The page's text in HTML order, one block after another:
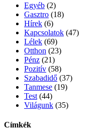
Egyéb (2)
Gasztro (18)
Hírek (6)
Kapcsolatok (47)
Lélek (69)
Otthon (23)
Pénz (21)
Pozitív (58)
Szabadidő (37)
Tanmese (19)
Test (44)
Világunk (35)
Címkék